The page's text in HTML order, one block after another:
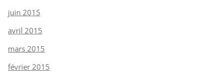
juin 2015
avril 2015
mars 2015
février 2015